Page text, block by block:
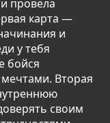
провела
карта —
и
у тебя
бойся
Вторая
своим